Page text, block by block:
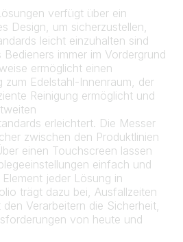
verfügt über ein
Design, um sicherzustellen,
leicht einzuhalten sind
immer im Vordergrund
ermöglicht einen
zum Edelstahl-Innenraum, der
Reinigung ermöglicht und
erleichtert. Die Messer
zwischen den Produktlinien
einen Touchscreen lassen
einfach und
jeder Lösung in
trägt dazu bei, Ausfallzeiten
Verarbeitern die Sicherheit,
von heute und